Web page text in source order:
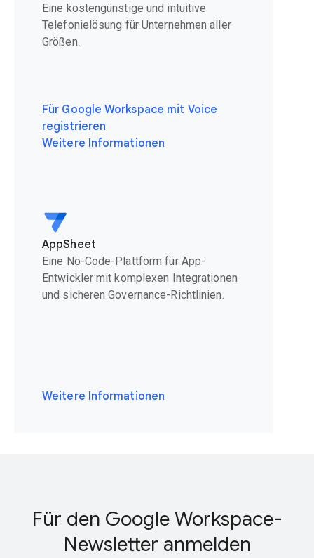
Eine kostengünstige und intuitive
Telefonielösung für Unternehmen aller
Größen.
Für Google Workspace mit Voice
registrieren
Weitere Informationen
AppSheet
Eine No-Code-Plattform für App-
Entwickler mit komplexen Integrationen
und sicheren Governance-Richtlinien.
Weitere Informationen
Für den Google Workspace-
Newsletter anmelden